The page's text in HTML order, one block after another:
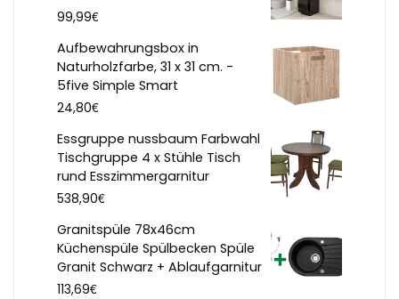
99,99€
Aufbewahrungsbox in
Naturholzfarbe, 31 x 31 cm. -
5five Simple Smart
24,80€
Essgruppe nussbaum Farbwahl
Tischgruppe 4 x Stühle Tisch
rund Esszimmergarnitur
538,90€
Granitspüle 78x46cm
Küchenspüle Spülbecken Spüle
Granit Schwarz + Ablaufgarnitur
113,69€